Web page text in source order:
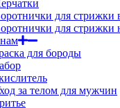
для стрижки
для стрижки
для бороды
за телом для мужчин